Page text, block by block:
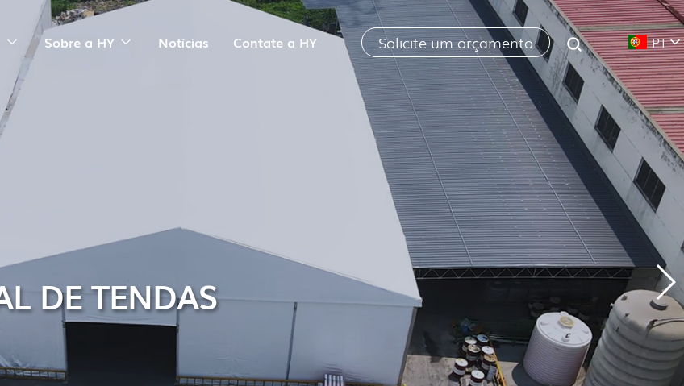
Sobre a HY Notícias Contate a HY Solicite um orçamento PT
DE TENDAS